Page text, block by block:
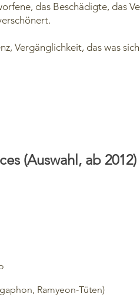
das Beschädigte, das
Vergänglichkeit, das was
(Auswahl, ab 2012)
Ramyeon-Tüten)